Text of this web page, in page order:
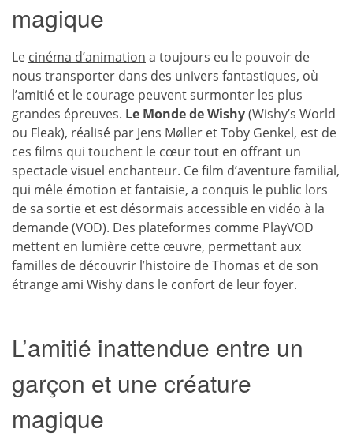
magique
Le cinéma d’animation a toujours eu le pouvoir de
nous transporter dans des univers fantastiques, où
l’amitié et le courage peuvent surmonter les plus
grandes épreuves. Le Monde de Wishy(Wishy’s World
ou Fleak), réalisé par Jens Møller et Toby Genkel, est de
ces films qui touchent le cœur tout en offrant un
spectacle visuel enchanteur. Ce film d’aventure familial,
qui mêle émotion et fantaisie, a conquis le public lors
de sa sortie et est désormais accessible en vidéo à la
demande (VOD). Des plateformes comme PlayVOD
mettent en lumière cette œuvre, permettant aux
familles de découvrir l’histoire de Thomas et de son
étrange ami Wishy dans le confort de leur foyer.
L’amitié inattendue entre un
garçon et une créature
magique